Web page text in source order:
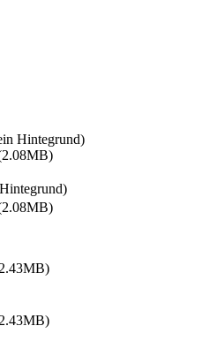
Hintegrund)